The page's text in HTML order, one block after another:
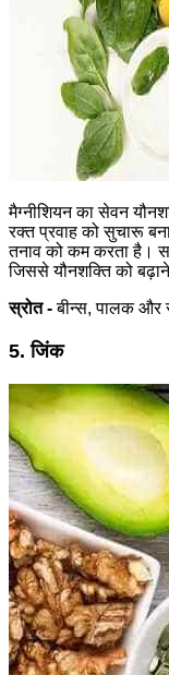
मैग्नीशियन का सेवन
रक्त प्रवाह को सुचारू
तनाव को कम करता है।
जिससे यौनशक्ति को
स्रोत -बीन्स, पालक और
5. जिंक